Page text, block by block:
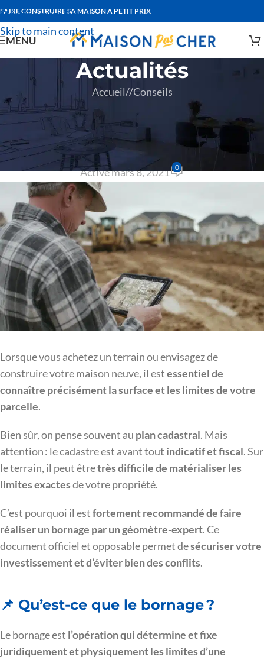
Skip to navigation
Skip to main content
FAIRE CONSTRUIRE SA MAISON A PETIT PRIX
MENU
Actualités
Accueil/ Conseils
CONSEILS
À quoi sert le bornage de
terrain ?
Activé mars 8, 2021 0
Lorsque vous achetez un terrain ou envisagez de
construire votre maison neuve, il estessentiel de
connaître précisément la surface et les limites de votre
parcelle.
Bien sûr, on pense souvent au plan cadastral. Mais
attention : le cadastre est avant tout indicatif et fiscal. Sur
le terrain, il peut êtretrès difficile de matérialiser les
limites exactesde votre propriété.
C’est pourquoi il estfortement recommandé de faire
réaliser un bornage par un géomètre-expert. Ce
document officiel et opposable permet desécuriser votre
investissement et d’éviter bien des conflits.
📌 Qu’est-ce que le bornage ?
Le bornage est l’opération qui détermine et fixe
juridiquement et physiquement les limites d’une